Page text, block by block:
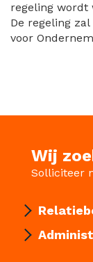
regeling wordt
De regeling
voor
Wij
Solliciteer